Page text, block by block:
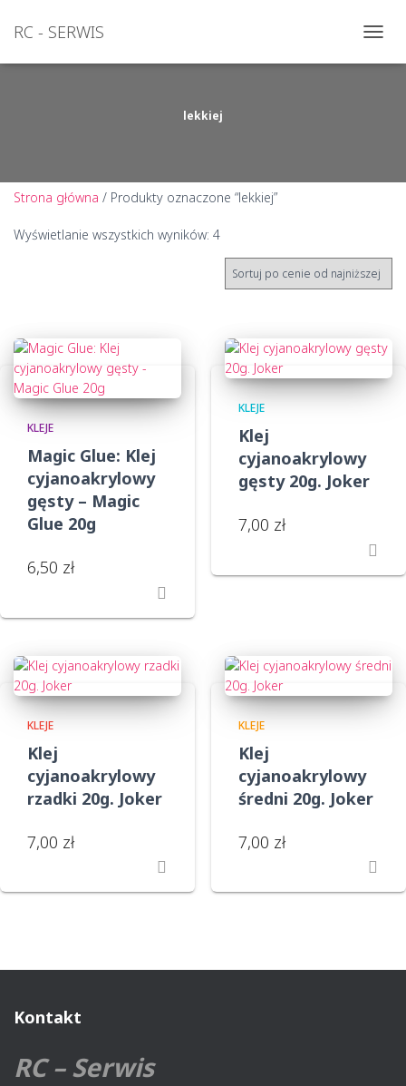
RC - SERWIS
lekkiej
Strona główna / Produkty oznaczone “lekkiej”
Wyświetlanie wszystkich wyników: 4Posortowane
według
ceny:
od
wysokiej
KLEJE
Magic Glue: Klej
cyjanoakrylowy
gęsty – Magic
Glue 20g
6,50 zł
KLEJE
Klej
cyjanoakrylowy
gęsty 20g. Joker
7,00 zł
KLEJE
Klej
cyjanoakrylowy
rzadki 20g. Joker
7,00 zł
KLEJE
Klej
cyjanoakrylowy
średni 20g. Joker
7,00 zł
Kontakt
RC – Serwis